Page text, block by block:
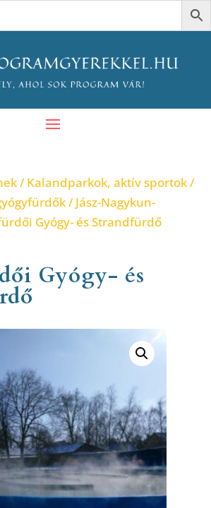
/Kalandparkok, aktív sportok/
/Jász-Nagykun-
Gyógy- és Strandfürdő
Gyógy- és